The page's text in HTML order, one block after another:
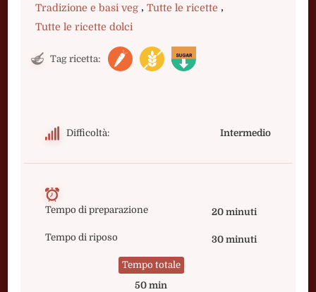
Tradizione e basi veg , Tutte le ricette ,
Tutte le ricette dolci
Tag ricetta:
Difficoltà: Intermedio
Tempo di preparazione 20 minuti
Tempo di riposo 30 minuti
Tempo totale
50 min